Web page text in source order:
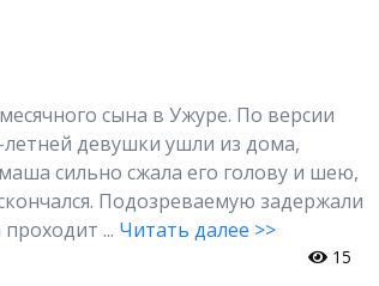
сына в Ужуре. По версии
летней девушки ушли из дома,
сильно сжала его голову и шею,
Подозреваемую задержали
... Читать далее >>
15